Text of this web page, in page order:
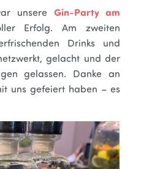
unsere Gin-Party am
Erfolg. Am zweiten
Drinks und
gelacht und der
gelassen. Danke an
uns gefeiert haben – es